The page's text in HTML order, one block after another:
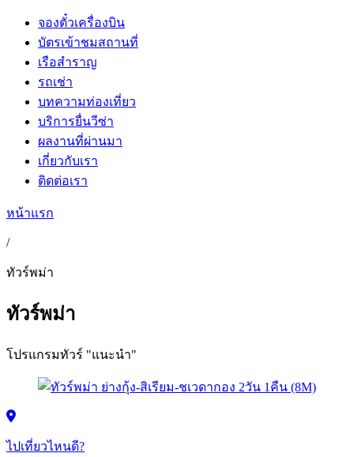
จองตั๋วเครื่องบิน
บัตรเข้าชมสถานที่
เรือสำราญ
รถเช่า
บทความท่องเที่ยว
บริการยื่นวีซ่า
ผลงานที่ผ่านมา
เกี่ยวกับเรา
ติดต่อเรา
หน้าแรก
/
ทัวร์พม่า
ทัวร์พม่า
โปรแกรมทัวร์ "แนะนำ"
ไปเที่ยวไหนดี?